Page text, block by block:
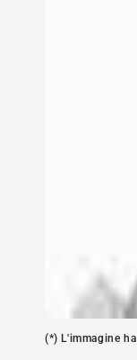
(*) L'immagine